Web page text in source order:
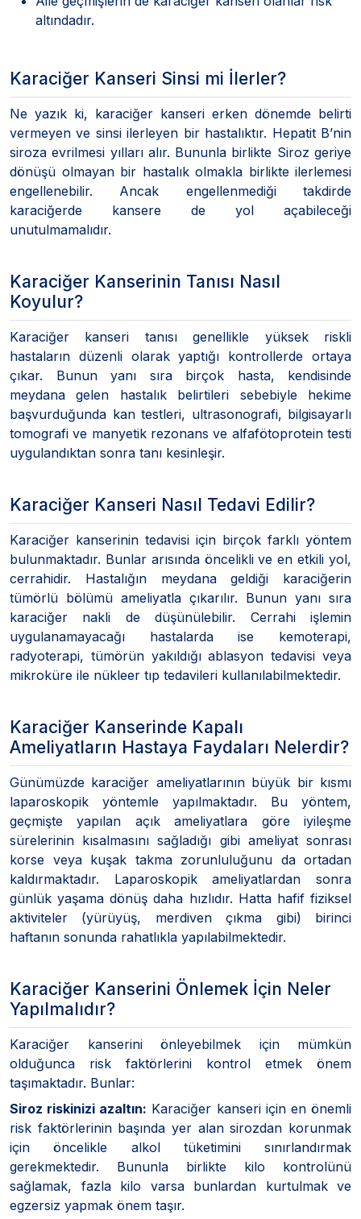
altındadır.
Karaciğer Kanseri Sinsi mi İlerler?
Ne yazık ki, karaciğer kanseri erken dönemde belirti
vermeyen ve sinsi ilerleyen bir hastalıktır. Hepatit B’nin
siroza evrilmesi yılları alır. Bununla birlikte Siroz geriye
dönüşü olmayan bir hastalık olmakla birlikte ilerlemesi
engellenebilir. Ancak engellenmediği takdirde
karaciğerde kansere de yol açabileceği
unutulmamalıdır.
Karaciğer Kanserinin Tanısı Nasıl
Koyulur?
Karaciğer kanseri tanısı genellikle yüksek riskli
hastaların düzenli olarak yaptığı kontrollerde ortaya
çıkar. Bunun yanı sıra birçok hasta, kendisinde
meydana gelen hastalık belirtileri sebebiyle hekime
başvurduğunda kan testleri, ultrasonografi, bilgisayarlı
tomografi ve manyetik rezonans ve alfafötoprotein testi
uygulandıktan sonra tanı kesinleşir.
Karaciğer Kanseri Nasıl Tedavi Edilir?
Karaciğer kanserinin tedavisi için birçok farklı yöntem
bulunmaktadır. Bunlar arısında öncelikli ve en etkili yol,
cerrahidir. Hastalığın meydana geldiği karaciğerin
tümörlü bölümü ameliyatla çıkarılır. Bunun yanı sıra
karaciğer nakli de düşünülebilir. Cerrahi işlemin
uygulanamayacağı hastalarda ise kemoterapi,
radyoterapi, tümörün yakıldığı ablasyon tedavisi veya
mikroküre ile nükleer tıp tedavileri kullanılabilmektedir.
Karaciğer Kanserinde Kapalı
Ameliyatların Hastaya Faydaları Nelerdir?
Günümüzde karaciğer ameliyatlarının büyük bir kısmı
laparoskopik yöntemle yapılmaktadır. Bu yöntem,
geçmişte yapılan açık ameliyatlara göre iyileşme
sürelerinin kısalmasını sağladığı gibi ameliyat sonrası
korse veya kuşak takma zorunluluğunu da ortadan
kaldırmaktadır. Laparoskopik ameliyatlardan sonra
günlük yaşama dönüş daha hızlıdır. Hatta hafif fiziksel
aktiviteler (yürüyüş, merdiven çıkma gibi) birinci
haftanın sonunda rahatlıkla yapılabilmektedir.
Karaciğer Kanserini Önlemek İçin Neler
Yapılmalıdır?
Karaciğer kanserini önleyebilmek için mümkün
olduğunca risk faktörlerini kontrol etmek önem
taşımaktadır. Bunlar:
Siroz riskinizi azaltın: Karaciğer kanseri için en önemli
risk faktörlerinin başında yer alan sirozdan korunmak
için öncelikle alkol tüketimini sınırlandırmak
gerekmektedir. Bununla birlikte kilo kontrolünü
sağlamak, fazla kilo varsa bunlardan kurtulmak ve
egzersiz yapmak önem taşır.